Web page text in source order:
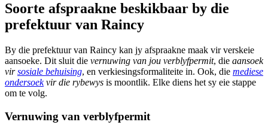
Soorte afspraakne beskikbaar by die
prefektuur van Raincy
By die prefektuur van Raincy kan jy afspraakne maak vir verskeie
aansoeke. Dit sluit die vernuwing van jou verblyfpermit, die aansoek
virsosiale behuising, en verkiesingsformaliteite in. Ook, die mediese
ondersoekvir die rybewys is moontlik. Elke diens het sy eie stappe
om te volg.
Vernuwing van verblyfpermit